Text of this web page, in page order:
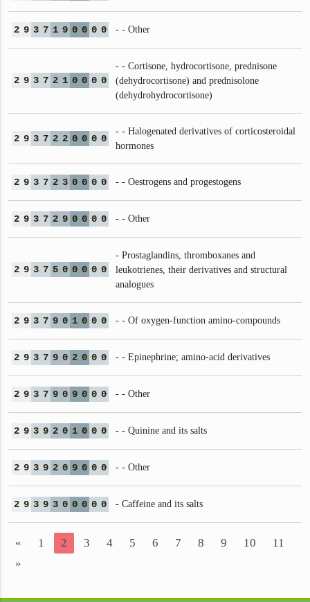
2 9 3 7 1 9 0 0 0 0 - - Other
2 9 3 7 2 1 0 0 0 0
- - Cortisone, hydrocortisone, prednisone
(dehydrocortisone) and prednisolone
(dehydrohydrocortisone)
2 9 3 7 2 2 0 0 0 0
- - Halogenated derivatives of corticosteroidal
hormones
2 9 3 7 2 3 0 0 0 0 - - Oestrogens and progestogens
2 9 3 7 2 9 0 0 0 0 - - Other
2 9 3 7 5 0 0 0 0 0
- Prostaglandins, thromboxanes and
leukotrienes, their derivatives and structural
analogues
2 9 3 7 9 0 1 0 0 0 - - Of oxygen-function amino-compounds
2 9 3 7 9 0 2 0 0 0 - - Epinephrine; amino-acid derivatives
2 9 3 7 9 0 9 0 0 0 - - Other
2 9 3 9 2 0 1 0 0 0 - - Quinine and its salts
2 9 3 9 2 0 9 0 0 0 - - Other
2 9 3 9 3 0 0 0 0 0 - Caffeine and its salts
« 1 2 3 4 5 6 7 8 9 10
11
»